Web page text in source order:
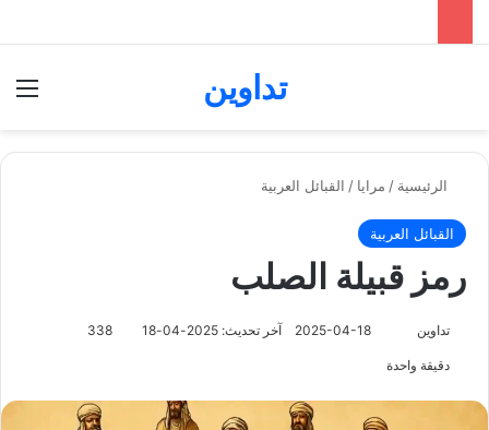
تداوين
الرئيسية / مرايا / القبائل العربية
القبائل العربية
رمز قبيلة الصلب
تداوين 2025-04-18 آخر تحديث: 2025-04-18 338
دقيقة واحدة